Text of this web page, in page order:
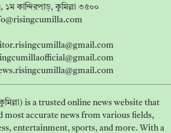
১ম কান্দিরপাড়, কুমিল্লা ৩৫০০
is a trusted online news website that
most accurate news from various fields,
entertainment, sports, and more. With a